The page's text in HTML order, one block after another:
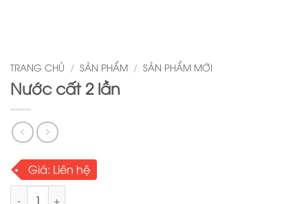
TRANG CHỦ / SẢN PHẨM / SẢN PHẨM MỚI
Nước cất 2 lần
Giá: Liên hệ